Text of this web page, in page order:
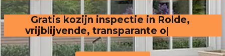
Gratis kozijn inspectie in Rolde,
vrijblijvende, transparante offerte